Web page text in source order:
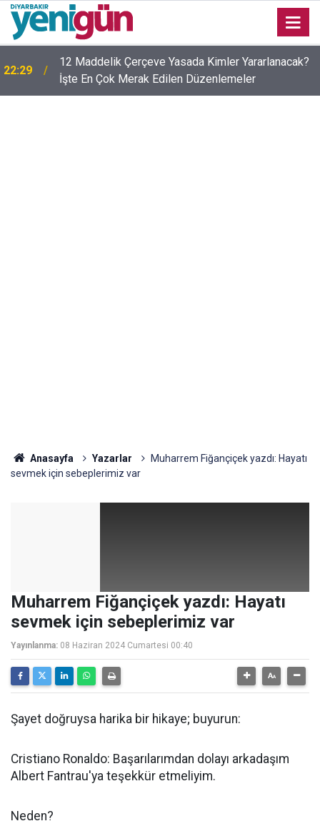
22:29
12 Maddelik Çerçeve Yasada Kimler Yararlanacak?
İşte En Çok Merak Edilen Düzenlemeler
Anasayfa Yazarlar
Muharrem Fiğançiçek yazdı: Hayatı
sevmek için sebeplerimiz var
Muharrem Fiğançiçek yazdı: Hayatı
sevmek için sebeplerimiz var
Yayınlanma: 08 Haziran 2024 Cumartesi 00:40
Şayet doğruysa harika bir hikaye; buyurun:
Cristiano Ronaldo: Başarılarımdan dolayı arkadaşım
Albert Fantrau'ya teşekkür etmeliyim.
Neden?